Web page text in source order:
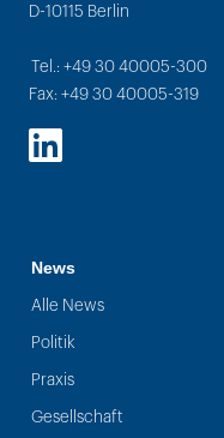
D-10115 Berlin
Tel.: +49 30 40005-300
Fax: +49 30 40005-319
LinkedIn
News
Alle News
Politik
Praxis
Gesellschaft